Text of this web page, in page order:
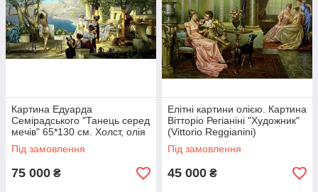
Картина Едуарда
Семірадського "Танець серед
мечів" 65*130 см. Холст, олія
Під замовлення
75 000 ₴
Елітні картини олією. Картина
Вітторіо Регіаніні "Художник"
(Vittorio Reggianini)
Під замовлення
45 000 ₴